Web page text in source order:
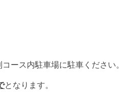
ース内駐車場に駐車ください。
となります。